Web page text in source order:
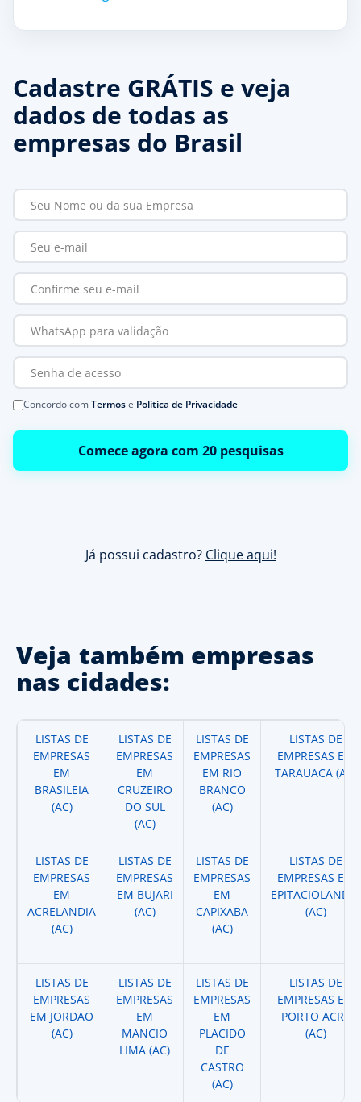
Cadastre GRÁTIS e veja
dados de todas as
empresas do Brasil
Concordo comTermose Política de Privacidade
Comece agora com 20 pesquisas
Já possui cadastro? Clique aqui!
Veja também empresas
nas cidades:
LISTAS DE
EMPRESAS
EM
BRASILEIA
(AC)
LISTAS DE
EMPRESAS
EM
CRUZEIRO
DO SUL
(AC)
LISTAS DE
EMPRESAS
EM RIO
BRANCO
(AC)
LISTAS DE
EMPRESAS EM
TARAUACA (AC)
LISTAS DE
EMPRESAS
EM
ACRELANDIA
(AC)
LISTAS DE
EMPRESAS
EM BUJARI
(AC)
LISTAS DE
EMPRESAS
EM
CAPIXABA
(AC)
LISTAS DE
EMPRESAS EM
EPITACIOLANDIA
(AC)
LISTAS DE
EMPRESAS
EM JORDAO
(AC)
LISTAS DE
EMPRESAS
EM
MANCIO
LIMA (AC)
LISTAS DE
EMPRESAS
EM
PLACIDO
DE
CASTRO
(AC)
LISTAS DE
EMPRESAS EM
PORTO ACRE
(AC)